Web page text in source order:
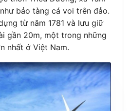
bảo tàng cá voi trên đảo.
từ năm 1781 và lưu giữ
gần 20m, một trong những
nhất ở Việt Nam.